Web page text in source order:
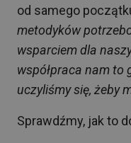
od samego
metodyków
wsparciem dla
współpraca nam to
uczyliśmy się, żeby
Sprawdźmy, jak to